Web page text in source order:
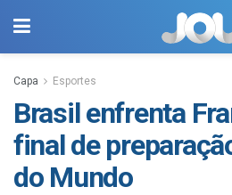
Capa Esportes
Brasil enfrenta
final de
do Mundo